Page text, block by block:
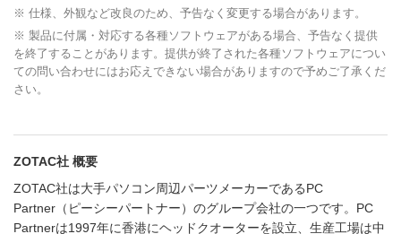
※ 仕様、外観など改良のため、予告なく変更する場合があります。
※ 製品に付属・対応する各種ソフトウェアがある場合、予告なく提供
を終了することがあります。提供が終了された各種ソフトウェアについ
ての問い合わせにはお応えできない場合がありますので予めご了承くだ
さい。
ZOTAC社 概要
ZOTAC社は大手パソコン周辺パーツメーカーであるPC
Partner（ピーシーパートナー）のグループ会社の一つです。PC
Partnerは1997年に香港にヘッドクオーターを設立、生産工場は中